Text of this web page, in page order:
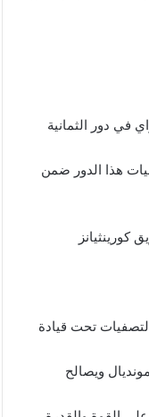
في دور الثمانية
هذا الدور ضمن
البداية المهتزة له بالتصفيات تحت قيادة
ويصالح